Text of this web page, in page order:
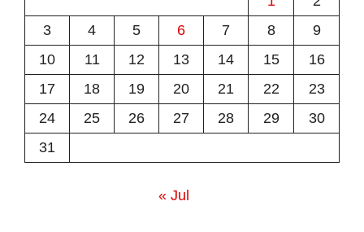
3
4 5 6 7 8
9
10
11 12 13 14 15
16
17
18 19 20 21 22
23
24
25 26 27 28 29
30
31
« Jul